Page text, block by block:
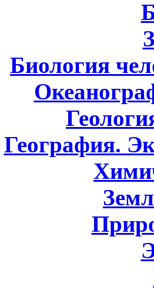
Биология
География.